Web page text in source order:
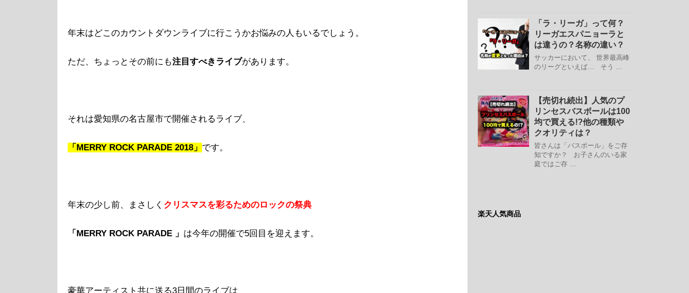
年末はどこのカウントダウンライブに行こうかお悩みの人もいるでしょう。
ただ、ちょっとその前にも注目すべきライブがあります。
それは愛知県の名古屋市で開催されるライブ、
「MERRY ROCK PARADE 2018」 です。
年末の少し前、まさしく クリスマスを彩るためのロックの祭典
「MERRY ROCK PARADE 」 は今年の開催で5回目を迎えます。
豪華アーティスト共に送る3日間のライブは、
「ラ・リーガ」って何？
リーガエスパニョーラと
は違うの？名称の違い？
サッカーにおいて、 世界最高峰
のリーグといえば… そう …
【売切れ続出】人気のプ
リンセスバスボールは100
均で買える!?他の種類や
クオリティは？
皆さんは「バスボール」をご存
知ですか？ お子さんのいる家
庭ではご存 …
楽天人気商品